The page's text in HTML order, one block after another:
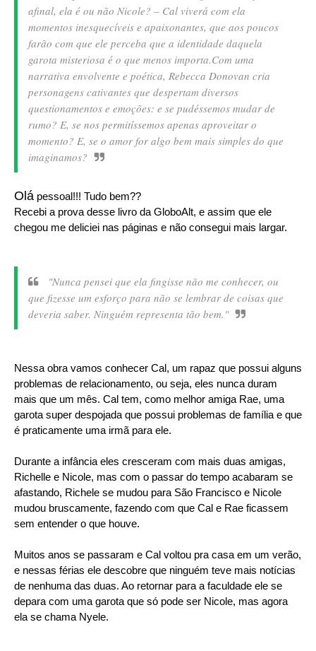
afinal, ela é ou não Nicole? – Cal viverá com ela
momentos inesquecíveis e apaixonantes, que aos poucos
farão com que ele perceba que a identidade daquela
garota misteriosa é o que menos importa.Com uma
narrativa envolvente e poética, Rebecca Donovan cria
personagens cativantes que despertam diversos
questionamentos e emoções: e se pudéssemos mudar de
rumo? E, se nos permitíssemos apenas aproveitar o
momento? E, se o amor for algo bem mais simples do que
imaginamos?
Olá pessoal!!! Tudo bem??
Recebi a prova desse livro da GloboAlt, e assim que ele
chegou me deliciei nas páginas e não consegui mais largar.
"Nunca pensei que ela fingisse não me conhecer, ou
que fizesse um esforço para não se lembrar de coisas que
deveria saber. Ninguém representa tão bem."
Nessa obra vamos conhecer Cal, um rapaz que possui alguns
problemas de relacionamento, ou seja, eles nunca duram
mais que um mês. Cal tem, como melhor amiga Rae, uma
garota super despojada que possui problemas de família e que
é praticamente uma irmã para ele.
Durante a infância eles cresceram com mais duas amigas,
Richelle e Nicole, mas com o passar do tempo acabaram se
afastando, Richele se mudou para São Francisco e Nicole
mudou bruscamente, fazendo com que Cal e Rae ficassem
sem entender o que houve.
Muitos anos se passaram e Cal voltou pra casa em um verão,
e nessas férias ele descobre que ninguém teve mais notícias
de nenhuma das duas. Ao retornar para a faculdade ele se
depara com uma garota que só pode ser Nicole, mas agora
ela se chama Nyele.